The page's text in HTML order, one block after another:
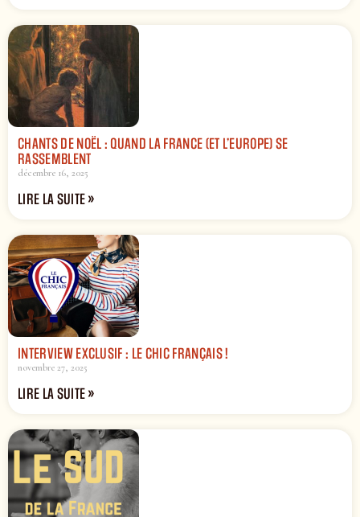
CHANTS DE NOËL : QUAND LA FRANCE (ET L’EUROPE) SE
RASSEMBLENT
décembre 16, 2025
LIRE LA SUITE »
INTERVIEW EXCLUSIF : LE CHIC FRANÇAIS !
novembre 27, 2025
LIRE LA SUITE »